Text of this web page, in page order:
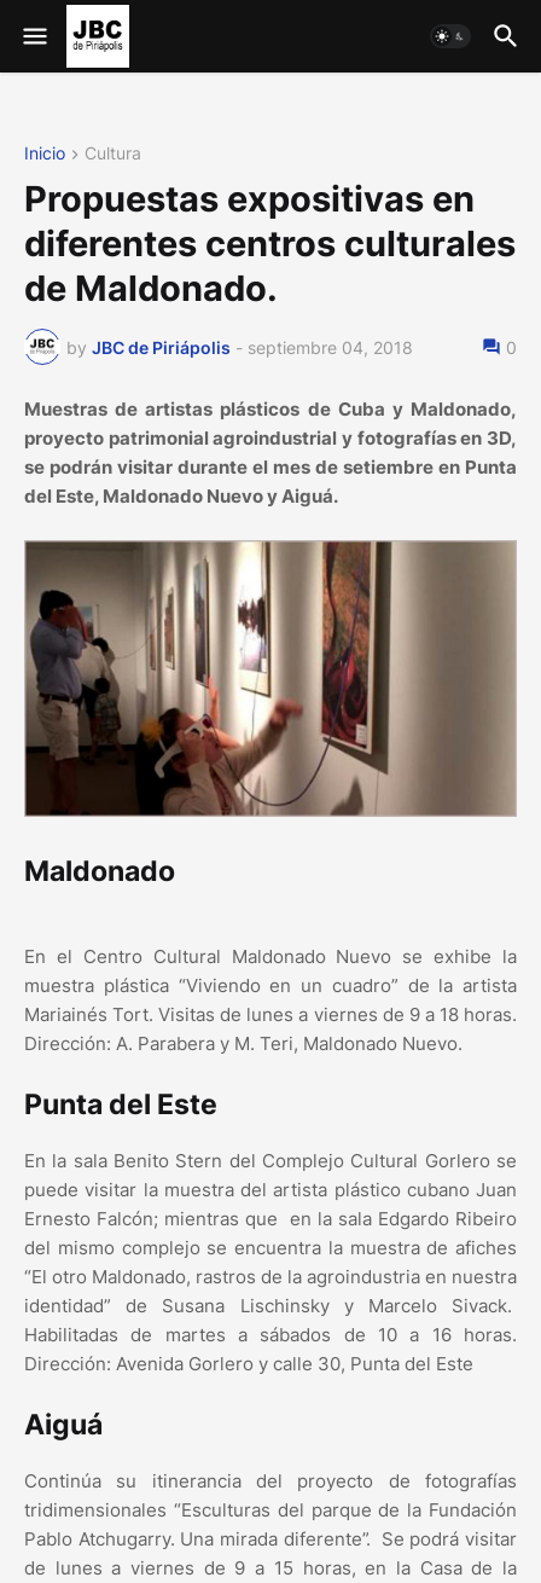
Inicio Cultura
Propuestas expositivas en
diferentes centros culturales
de Maldonado.
by JBC de Piriápolis - septiembre 04, 2018 0
Muestras de artistas plásticos de Cuba y Maldonado,
proyecto patrimonial agroindustrial y fotografías en 3D,
se podrán visitar durante el mes de setiembre en Punta
del Este, Maldonado Nuevo y Aiguá.
Maldonado
En el Centro Cultural Maldonado Nuevo se exhibe la
muestra plástica “Viviendo en un cuadro” de la artista
Mariainés Tort. Visitas de lunes a viernes de 9 a 18 horas.
Dirección: A. Parabera y M. Teri, Maldonado Nuevo.
Punta del Este
En la sala Benito Stern del Complejo Cultural Gorlero se
puede visitar la muestra del artista plástico cubano Juan
Ernesto Falcón; mientras que en la sala Edgardo Ribeiro
del mismo complejo se encuentra la muestra de afiches
“El otro Maldonado, rastros de la agroindustria en nuestra
identidad” de Susana Lischinsky y Marcelo Sivack.
Habilitadas de martes a sábados de 10 a 16 horas.
Dirección: Avenida Gorlero y calle 30, Punta del Este
Aiguá
Continúa su itinerancia del proyecto de fotografías
tridimensionales “Esculturas del parque de la Fundación
Pablo Atchugarry. Una mirada diferente”. Se podrá visitar
de lunes a viernes de 9 a 15 horas, en la Casa de la